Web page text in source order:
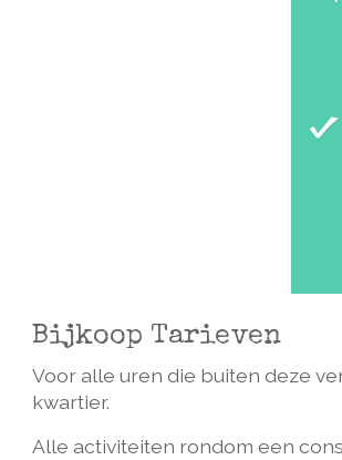
Bijkoop Tarieven
Voor alle uren die buiten deze
kwartier.
Alle activiteiten rondom een